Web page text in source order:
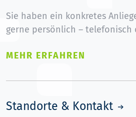
Sie haben ein konkretes
gerne persönlich – telefonisch
MEHR ERFAHREN
Standorte & Kontakt